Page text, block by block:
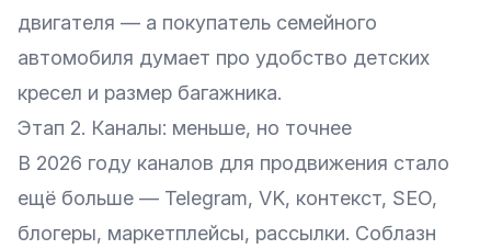
двигателя — а покупатель семейного
автомобиля думает про удобство детских
кресел и размер багажника.
Этап 2. Каналы: меньше, но точнее
В 2026 году каналов для продвижения стало
ещё больше — Telegram, VK, контекст, SEO,
блогеры, маркетплейсы, рассылки. Соблазн